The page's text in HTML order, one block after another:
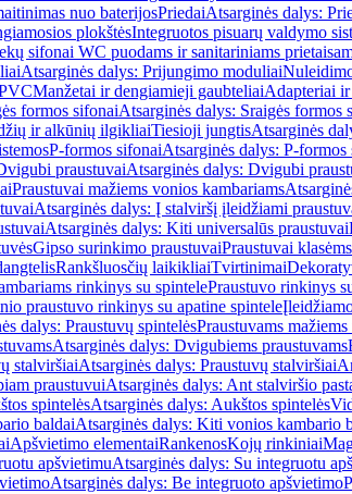
nuo baterijosPriedaiAtsarginės dalys:
plokštėsIntegruotos pisuarų valdymo
sifonai WC puodams ir sanitariniams
Atsarginės dalys: Prijungimo moduliai
Manžetai ir dengiamieji gaubteliaiAdapteriai
formos sifonaiAtsarginės dalys: Sraigės formos
ir alkūnių ilgikliaiTiesioji jungtisAtsarginės
P-formos sifonaiAtsarginės dalys: P-formos
praustuvaiAtsarginės dalys: Dvigubi
Praustuvai mažiems vonios kambariams
Atsarginės dalys: Į stalviršį įleidžiami
Atsarginės dalys: Kiti universalūs praustuvai
Gipso surinkimo praustuvaiPraustuvai klasėms
Rankšluosčių laikikliaiTvirtinimai
rinkinys su spintelePraustuvo rinkinys
praustuvo rinkinys su apatine spintele
dalys: Praustuvų spintelėsPraustuvams
Atsarginės dalys: Dvigubiems praustuvams
stalviršiaiAtsarginės dalys: Praustuvų stalviršiai
praustuvuiAtsarginės dalys: Ant stalviršio
spintelėsAtsarginės dalys: Aukštos spintelės
baldaiAtsarginės dalys: Kiti vonios kambario
Apšvietimo elementaiRankenosKojų rinkiniai
apšvietimuAtsarginės dalys: Su integruotu
Atsarginės dalys: Be integruoto apšvietimo